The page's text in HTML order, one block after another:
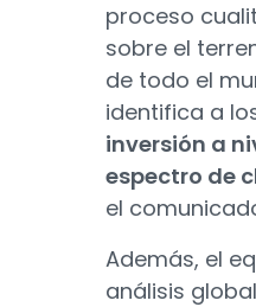
proceso
sobre el
de todo el
identifica a
inversión a
espectro de
el
Además, el
análisis